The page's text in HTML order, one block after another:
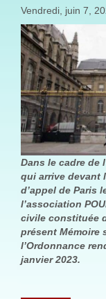
Vendredi, juin 7,
Dans le cadre de
qui arrive devant
d’appel de Paris
l’association
civile constituée
présent Mémoire
l’Ordonnance
janvier 2023.